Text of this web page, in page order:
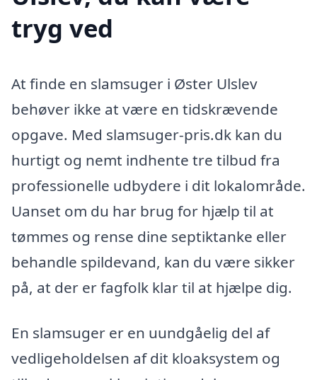
tryg ved
At finde en slamsuger i Øster Ulslev
behøver ikke at være en tidskrævende
opgave. Med slamsuger-pris.dk kan du
hurtigt og nemt indhente tre tilbud fra
professionelle udbydere i dit lokalområde.
Uanset om du har brug for hjælp til at
tømmes og rense dine septiktanke eller
behandle spildevand, kan du være sikker
på, at der er fagfolk klar til at hjælpe dig.
En slamsuger er en uundgåelig del af
vedligeholdelsen af dit kloaksystem og